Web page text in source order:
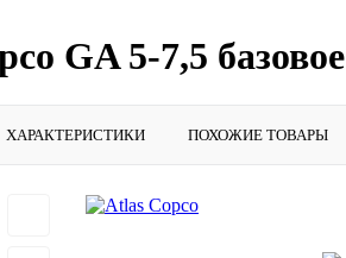
GA 5-7,5 базовое
ХАРАКТЕРИСТИКИ ПОХОЖИЕ ТОВАРЫ